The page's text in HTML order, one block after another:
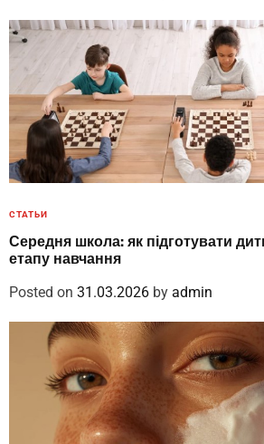
СТАТЬИ
Середня школа: як підготувати
етапу навчання
Posted on 31.03.2026 by admin